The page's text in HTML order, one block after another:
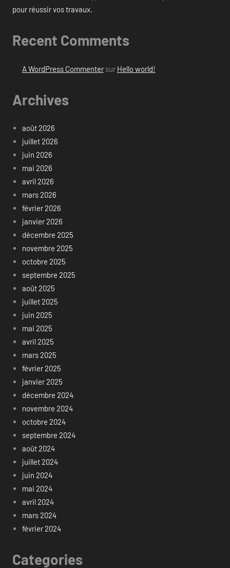
pour réussir vos travaux.
Recent Comments
A WordPress Commentersur Hello world!
Archives
août 2026
juillet 2026
juin 2026
mai 2026
avril 2026
mars 2026
février 2026
janvier 2026
décembre 2025
novembre 2025
octobre 2025
septembre 2025
août 2025
juillet 2025
juin 2025
mai 2025
avril 2025
mars 2025
février 2025
janvier 2025
décembre 2024
novembre 2024
octobre 2024
septembre 2024
août 2024
juillet 2024
juin 2024
mai 2024
avril 2024
mars 2024
février 2024
Categories